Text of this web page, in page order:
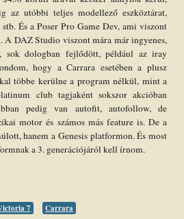
az utóbbi teljes modellező eszköztárat,
És a Poser Pro Game Dev, ami viszont
A DAZ Studio viszont mára már ingyenes,
dologban fejlődött, például az iray
hogy a Carrara esetében a plusz
többe kerülne a program nélkül, mint a
club tagjaként sokszor akcióban
pedig van autofit, autofollow, de
motor és számos más feature is. De a
hanem a Genesis platformon. És most
a 3. generációjáról kell írnom.
7 Carrara